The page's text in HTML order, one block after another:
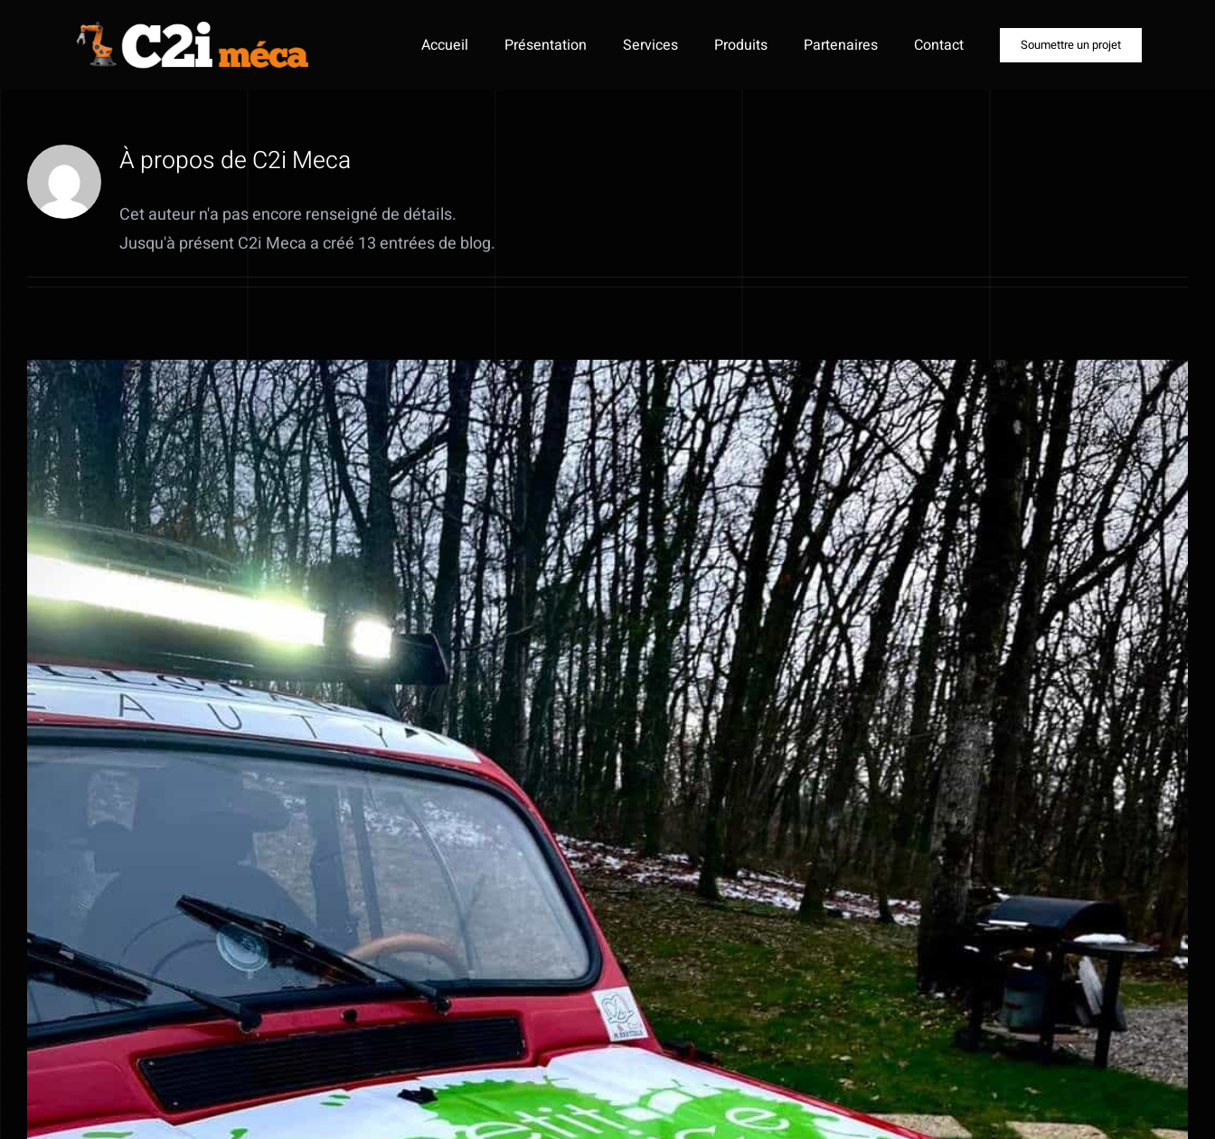
Accueil Présentation Services Produits Partenaires Contact Soumettre un projet
À propos de C2i Meca
Cet auteur n'a pas encore renseigné de détails.
Jusqu'à présent C2i Meca a créé 13 entrées de blog.